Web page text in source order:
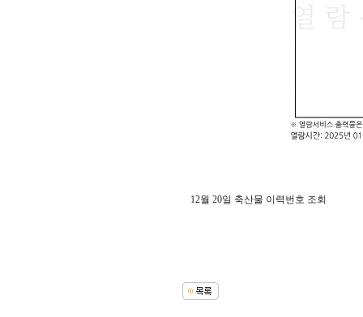
12월 20일 축산물 이력번호 조회